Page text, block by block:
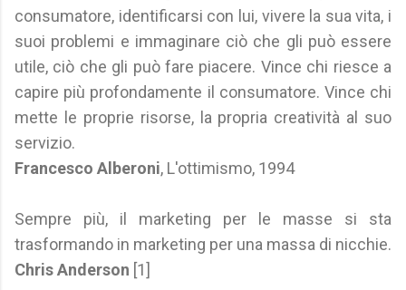
consumatore, identificarsi con lui, vivere la sua vita, i
suoi problemi e immaginare ciò che gli può essere
utile, ciò che gli può fare piacere. Vince chi riesce a
capire più profondamente il consumatore. Vince chi
mette le proprie risorse, la propria creatività al suo
servizio.
Francesco Alberoni, L'ottimismo, 1994
Sempre più, il marketing per le masse si sta
trasformando in marketing per una massa di nicchie.
Chris Anderson [1]